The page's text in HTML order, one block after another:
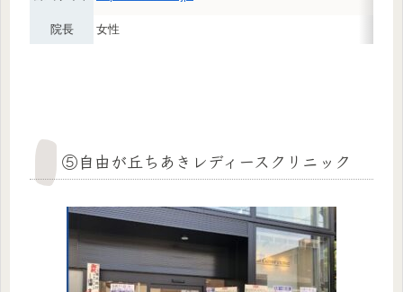
院長 女性
⑤自由が丘ちあきレディースクリニック